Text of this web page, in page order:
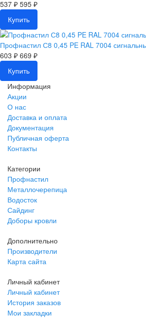
537 ₽ 595 ₽
Купить
Профнастил С8 0,45 PE RAL 7004
603 ₽ 669 ₽
Купить
Информация
Акции
О нас
Доставка и оплата
Документация
Публичная оферта
Контакты
Категории
Профнастил
Металлочерепица
Водосток
Сайдинг
Доборы кровли
Дополнительно
Производители
Карта сайта
Личный кабинет
Личный кабинет
История заказов
Мои закладки